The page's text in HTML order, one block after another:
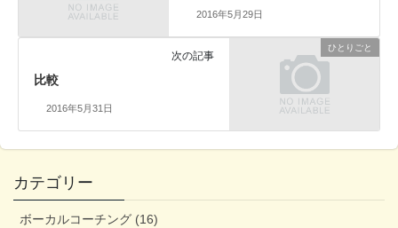
2016年5月29日
ひとりごと
次の記事
比較
2016年5月31日
カテゴリー
ボーカルコーチング (16)